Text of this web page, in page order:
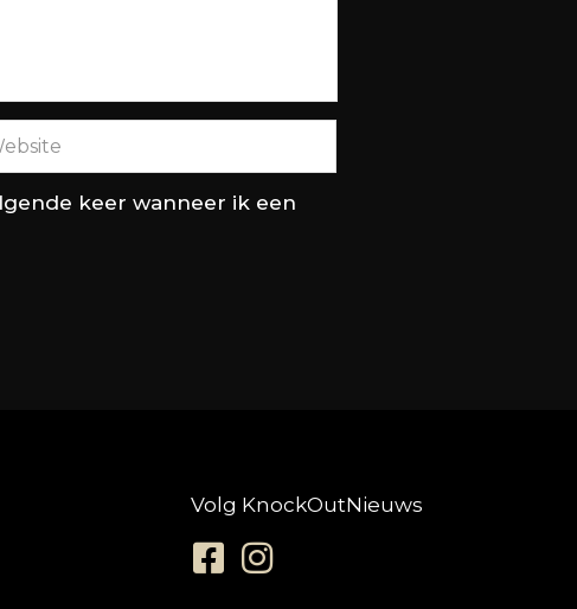
keer wanneer ik een
Volg KnockOutNieuws